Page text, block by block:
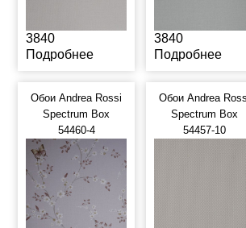
3840
Подробнее
3840
Подробнее
Обои Andrea Rossi
Spectrum Box
54460-4
Обои Andrea
Spectrum Box
54457-10